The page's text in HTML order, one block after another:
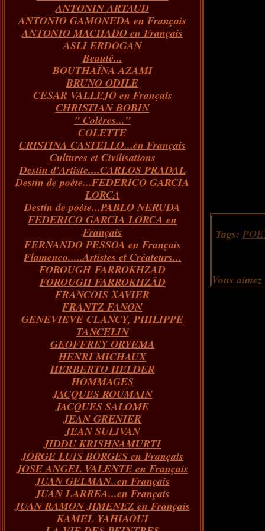
Janvier(73)
Février(55)
Janvier(43)
Mars(73)
Février(54)
Janvier(51)
Avril(73)
Mars(100)
Février(146)
Janvier(124)
ANTONIN ARTAUD
ANTONIO GAMONEDA en Français
ANTONIO MACHADO en Français
ASLI ERDOGAN
Beauté...
BOUTHAÏNA AZAMI
BRUNO ODILE
CESAR VALLEJO en Français
CHRISTIAN BOBIN
" Colères..."
COLETTE
CRISTINA CASTELLO...en Français
Cultures et Civilisations
Destin d'Artiste....CARLOS PRADAL
Destin de poète...FEDERICO GARCIA
LORCA
Destin de poète...PABLO NERUDA
FEDERICO GARCIA LORCA en
Français
FERNANDO PESSOA en Français
Flamenco.....Artistes et Créateurs...
FOROUGH FARROKHZAD
FOROUGH FARROKHZÂD
FRANCOIS XAVIER
FRANTZ FANON
GENEVIEVE CLANCY, PHILIPPE
TANCELIN
GEOFFREY ORYEMA
HENRI MICHAUX
HERBERTO HELDER
HOMMAGES
JACQUES ROUMAIN
JACQUES SALOME
JEAN GRENIER
JEAN SULIVAN
JIDDU KRISHNAMURTI
JORGE LUIS BORGES en Français
JOSE ANGEL VALENTE en Français
JUAN GELMAN..en Français
JUAN LARREA...en Français
JUAN RAMON JIMENEZ en Français
KAMEL YAHIAOUI
Tags:
Vous aimez